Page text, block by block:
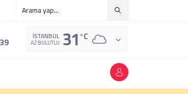
İSTANBUL
AZ BULUTLU 31°C